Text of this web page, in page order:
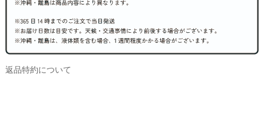
返品特約について